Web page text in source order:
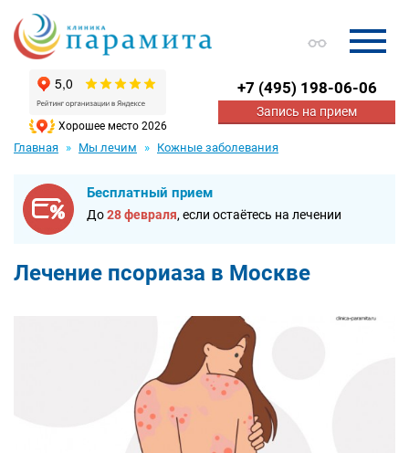
Хорошее место 2026
+7 (495) 198-06-06
Запись на прием
Главная Мы лечим Кожные заболевания
Бесплатный прием
До28 февраля, если остаётесь на лечении
Лечение псориаза в Москве